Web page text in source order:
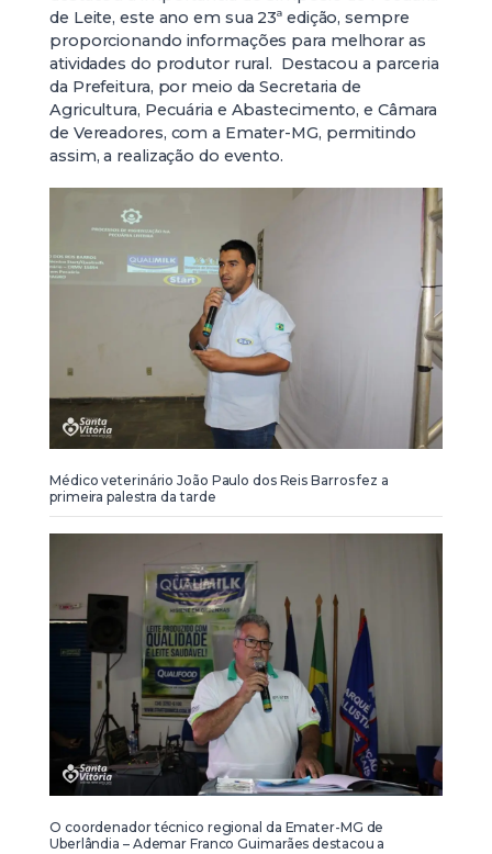
de Leite, este ano em sua 23ª edição, sempre
proporcionando informações para melhorar as
atividades do produtor rural. Destacou a parceria
da Prefeitura, por meio da Secretaria de
Agricultura, Pecuária e Abastecimento, e Câmara
de Vereadores, com a Emater-MG, permitindo
assim, a realização do evento.
Médico veterinário João Paulo dos Reis Barros fez a
primeira palestra da tarde
O coordenador técnico regional da Emater-MG de
Uberlândia – Ademar Franco Guimarães destacou a